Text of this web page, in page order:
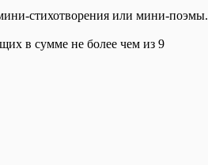
стихотворения или мини-поэмы.
в сумме не более чем из 9